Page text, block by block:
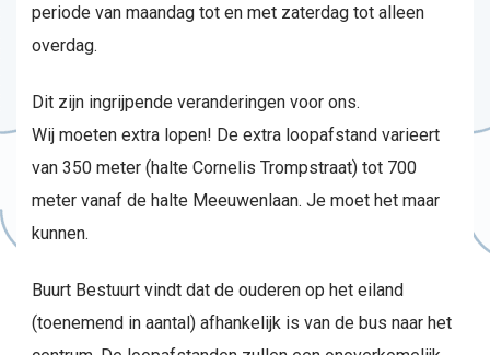
periode van maandag tot en met zaterdag tot alleen
overdag.
Dit zijn ingrijpende veranderingen voor ons.
Wij moeten extra lopen! De extra loopafstand varieert
van 350 meter (halte Cornelis Trompstraat) tot 700
meter vanaf de halte Meeuwenlaan. Je moet het maar
kunnen.
Buurt Bestuurt vindt dat de ouderen op het eiland
(toenemend in aantal) afhankelijk is van de bus naar het